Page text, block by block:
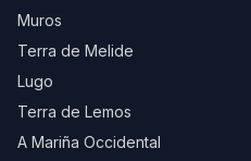
Muros
Terra de Melide
Lugo
Terra de Lemos
A Mariña Occidental